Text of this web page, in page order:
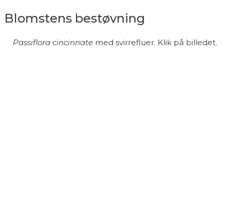
Blomstens bestøvning
Passiflora cincinnate med svirrefluer. Klik på billedet.